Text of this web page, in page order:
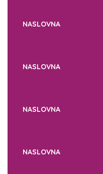
NASLOVNA
NASLOVNA
NASLOVNA
NASLOVNA